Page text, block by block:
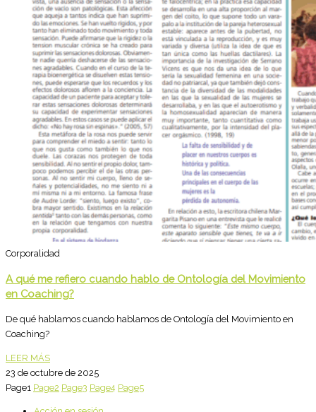
Corporalidad
A qué me refiero cuando hablo de Ontología del Movimiento
en Coaching?
De qué hablamos cuando hablamos de Ontología del Movimiento en
Coaching?
LEER MÁS
23 de octubre de 2025
Page1 Page2 Page3 Page4 Page5